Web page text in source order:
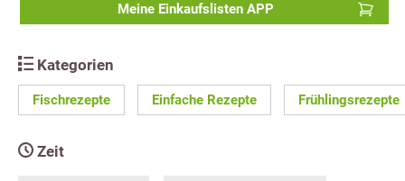
Meine Einkaufslisten APP
Kategorien
Fischrezepte Einfache Rezepte Frühlingsrezepte
Zeit